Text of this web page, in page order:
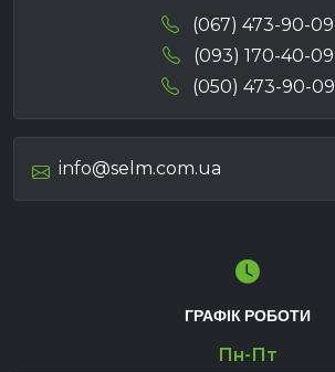
(067) 473-90-09
(093) 170-40-09
(050) 473-90-09
info@selm.com.ua
ГРАФІК РОБОТИ
Пн-Пт